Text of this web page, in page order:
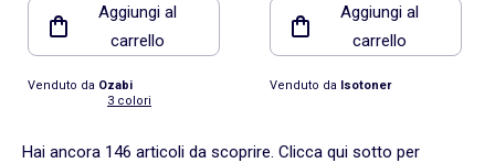
Aggiungi al
carrello
Venduto da Ozabi
3 colori
bambina Isotoner
Aggiungi al
carrello
Venduto da Isotoner
Hai ancora 146 articoli da scoprire. Clicca qui sotto per